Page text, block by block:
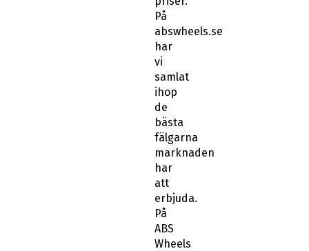
På
abswheels.se
har
vi
samlat
ihop
de
bästa
fälgarna
marknaden
har
att
erbjuda.
På
ABS
Wheels